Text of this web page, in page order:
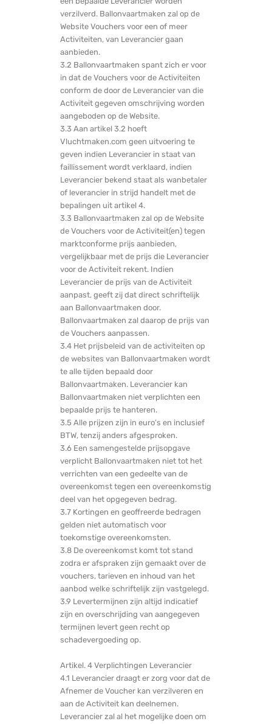
verzilverd. Ballonvaartmaken zal op de
Website Vouchers voor een of meer
Activiteiten, van Leverancier gaan
aanbieden.
3.2 Ballonvaartmaken spant zich er voor
in dat de Vouchers voor de Activiteiten
conform de door de Leverancier van die
Activiteit gegeven omschrijving worden
aangeboden op de Website.
3.3 Aan artikel 3.2 hoeft
Vluchtmaken.com geen uitvoering te
geven indien Leverancier in staat van
faillissement wordt verklaard, indien
Leverancier bekend staat als wanbetaler
of leverancier in strijd handelt met de
bepalingen uit artikel 4.
3.3 Ballonvaartmaken zal op de Website
de Vouchers voor de Activiteit(en) tegen
marktconforme prijs aanbieden,
vergelijkbaar met de prijs die Leverancier
voor de Activiteit rekent. Indien
Leverancier de prijs van de Activiteit
aanpast, geeft zij dat direct schriftelijk
aan Ballonvaartmaken door.
Ballonvaartmaken zal daarop de prijs van
de Vouchers aanpassen.
3.4 Het prijsbeleid van de activiteiten op
de websites van Ballonvaartmaken wordt
te alle tijden bepaald door
Ballonvaartmaken. Leverancier kan
Ballonvaartmaken niet verplichten een
bepaalde prijs te hanteren.
3.5 Alle prijzen zijn in euro’s en inclusief
BTW, tenzij anders afgesproken.
3.6 Een samengestelde prijsopgave
verplicht Ballonvaartmaken niet tot het
verrichten van een gedeelte van de
overeenkomst tegen een overeenkomstig
deel van het opgegeven bedrag.
3.7 Kortingen en geoffreerde bedragen
gelden niet automatisch voor
toekomstige overeenkomsten.
3.8 De overeenkomst komt tot stand
zodra er afspraken zijn gemaakt over de
vouchers, tarieven en inhoud van het
aanbod welke schriftelijk zijn vastgelegd.
3.9 Levertermijnen zijn altijd indicatief
zijn en overschrijding van aangegeven
termijnen levert geen recht op
schadevergoeding op.
Artikel. 4 Verplichtingen Leverancier
4.1 Leverancier draagt er zorg voor dat de
Afnemer de Voucher kan verzilveren en
aan de Activiteit kan deelnemen.
Leverancier zal al het mogelijke doen om